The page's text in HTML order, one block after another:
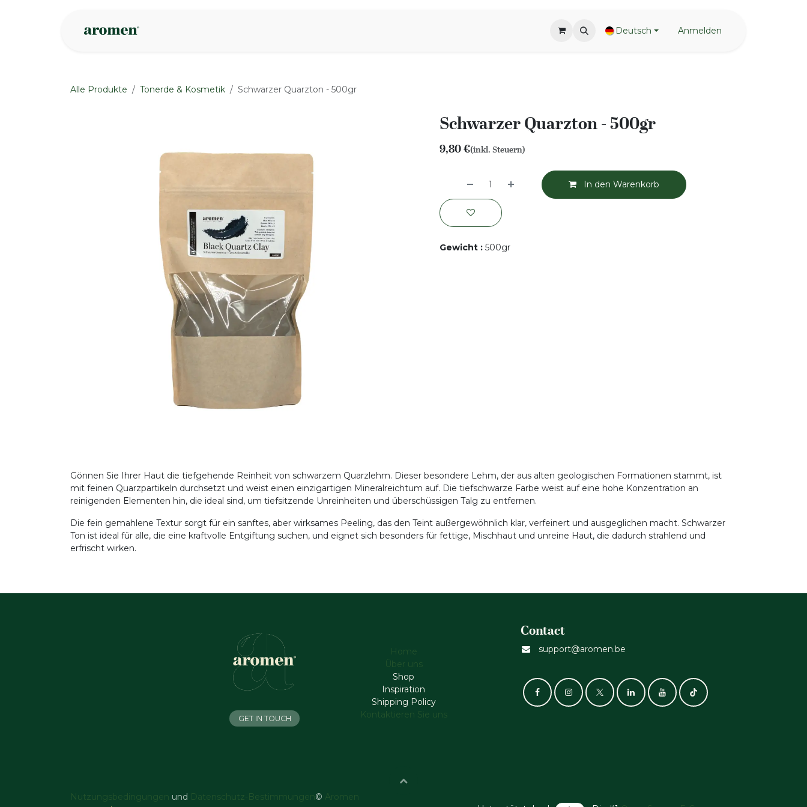
Deutsch Anmelden
Alle Produkte Tonerde & Kosmetik Schwarzer Quarzton - 500gr
Schwarzer Quarzton - 500gr
9,80€(inkl. Steuern)
In den Warenkorb
Gewicht : 500gr
Gönnen Sie Ihrer Haut die tiefgehende Reinheit von schwarzem Quarzlehm. Dieser besondere Lehm, der aus alten geologischen Formationen stammt, ist
mit feinen Quarzpartikeln durchsetzt und weist einen einzigartigen Mineralreichtum auf. Die tiefschwarze Farbe weist auf eine hohe Konzentration an
reinigenden Elementen hin, die ideal sind, um tiefsitzende Unreinheiten und überschüssigen Talg zu entfernen.
Die fein gemahlene Textur sorgt für ein sanftes, aber wirksames Peeling, das den Teint außergewöhnlich klar, verfeinert und ausgeglichen macht. Schwarzer
Ton ist ideal für alle, die eine kraftvolle Entgiftung suchen, und eignet sich besonders für fettige, Mischhaut und unreine Haut, die dadurch strahlend und
erfrischt wirken.
Home
Über uns
Shop
Inspiration
Shipping Policy
Kontaktieren Sie uns
Contact
support@aromen.be
GET IN TOUCH
Nutzungsbedingungen und Datenschutz-Bestimmungen © Aromen